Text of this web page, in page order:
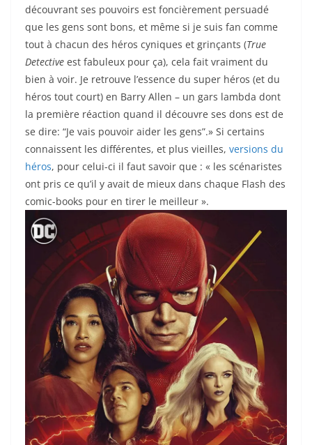
découvrant ses pouvoirs est foncièrement persuadé
que les gens sont bons, et même si je suis fan comme
tout à chacun des héros cyniques et grinçants (True
Detective est fabuleux pour ça), cela fait vraiment du
bien à voir. Je retrouve l’essence du super héros (et du
héros tout court) en Barry Allen – un gars lambda dont
la première réaction quand il découvre ses dons est de
se dire: “Je vais pouvoir aider les gens”.» Si certains
connaissent les différentes, et plus vieilles, versions du
héros, pour celui-ci il faut savoir que : « les scénaristes
ont pris ce qu’il y avait de mieux dans chaque Flash des
comic-books pour en tirer le meilleur ».